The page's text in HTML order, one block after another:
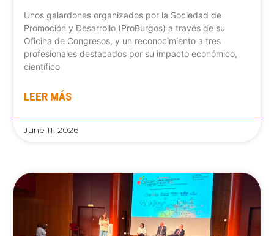
Unos galardones organizados por la Sociedad de
Promoción y Desarrollo (ProBurgos) a través de su
Oficina de Congresos, y un reconocimiento a tres
profesionales destacados por su impacto económico,
científico
LEER MÁS
June 11, 2026